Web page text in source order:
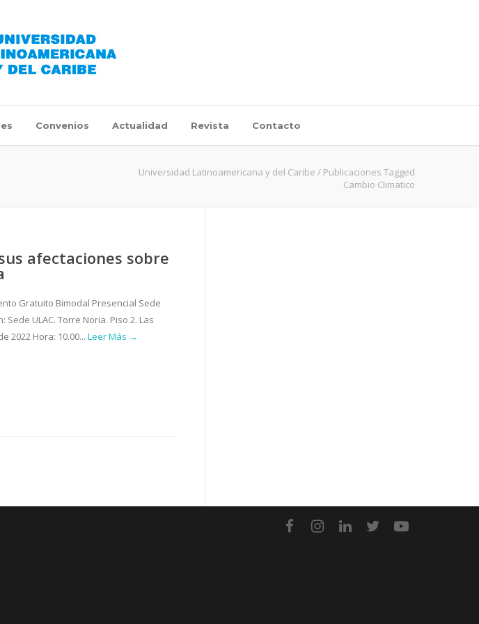
Convenios Actualidad Revista Contacto
Universidad Latinoamericana y del Caribe / Publicaciones Tagged
Cambio Climatico
afectaciones sobre
Gratuito Bimodal Presencial Sede
Sede ULAC. Torre Noria. Piso 2. Las
2022 Hora: 10.00... Leer Más →